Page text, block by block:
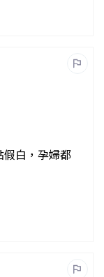
假白，孕婦都